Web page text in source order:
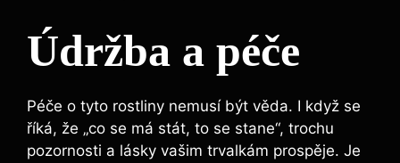
Údržba a péče
Péče o tyto rostliny nemusí být věda. I když se
říká, že „co se má stát, to se stane“, trochu
pozornosti a lásky vašim trvalkám prospěje. Je